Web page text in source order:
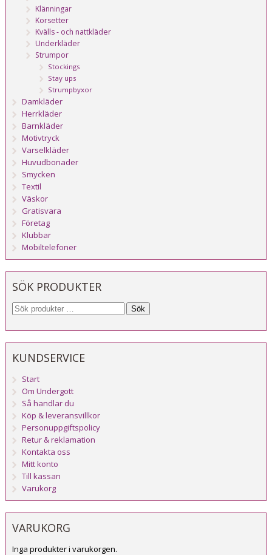
Klänningar
Korsetter
Kvälls - och nattkläder
Underkläder
Strumpor
Stockings
Stay ups
Strumpbyxor
Damkläder
Herrkläder
Barnkläder
Motivtryck
Varselkläder
Huvudbonader
Smycken
Textil
Väskor
Gratisvara
Företag
Klubbar
Mobiltelefoner
SÖK PRODUKTER
Sök
KUNDSERVICE
Start
Om Undergott
Så handlar du
Köp & leveransvillkor
Personuppgiftspolicy
Retur & reklamation
Kontakta oss
Mitt konto
Till kassan
Varukorg
VARUKORG
Inga produkter i varukorgen.